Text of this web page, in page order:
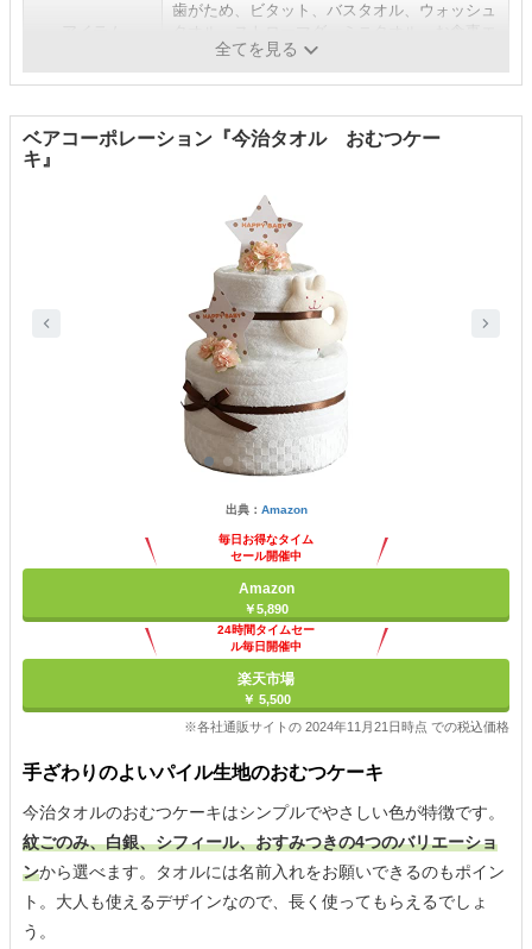
歯がため、ビタット、バスタオル、ウォッシュ
プロン（ビブ）、おもちゃ
全てを見る
ベアコーポレーション『今治タオル おむつケー
キ』
出典： Amazon
毎日お得なタイム
セール開催中
Amazon
￥5,890
24時間タイムセー
ル毎日開催中
楽天市場
￥ 5,500
※各社通販サイトの 2024年11月21日時点 での税込価格
手ざわりのよいパイル生地のおむつケーキ
今治タオルのおむつケーキはシンプルでやさしい色が特徴です。
紋ごのみ、白銀、シフィール、おすみつきの4つのバリエーショ
ンから選べます。タオルには名前入れをお願いできるのもポイン
ト。大人も使えるデザインなので、長く使ってもらえるでしょ
う。